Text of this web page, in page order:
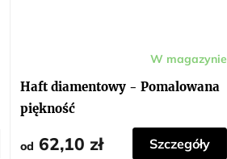
Haft diamentowy - Pomalowana
piękność
produktu
wynosi
5,0
na
gwiazdek.
W magazynie
od 62,10 zł Szczegóły